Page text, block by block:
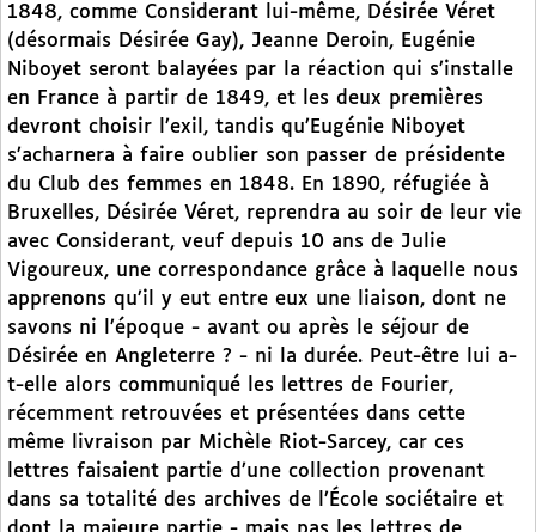
1848, comme Considerant lui-même, Désirée Véret
(désormais Désirée Gay), Jeanne Deroin, Eugénie
Niboyet seront balayées par la réaction qui s’installe
en France à partir de 1849, et les deux premières
devront choisir l’exil, tandis qu’Eugénie Niboyet
s’acharnera à faire oublier son passer de présidente
du Club des femmes en 1848. En 1890, réfugiée à
Bruxelles, Désirée Véret, reprendra au soir de leur vie
avec Considerant, veuf depuis 10 ans de Julie
Vigoureux, une correspondance grâce à laquelle nous
apprenons qu’il y eut entre eux une liaison, dont ne
savons ni l’époque - avant ou après le séjour de
Désirée en Angleterre ? - ni la durée. Peut-être lui a-
t-elle alors communiqué les lettres de Fourier,
récemment retrouvées et présentées dans cette
même livraison par Michèle Riot-Sarcey, car ces
lettres faisaient partie d’une collection provenant
dans sa totalité des archives de l’École sociétaire et